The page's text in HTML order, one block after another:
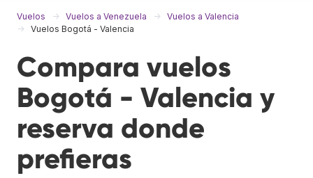
Vuelos Vuelos a Venezuela
Vuelos a Valencia
Vuelos Bogotá - Valencia
Compara vuelos
Bogotá - Valencia y
reserva donde
prefieras